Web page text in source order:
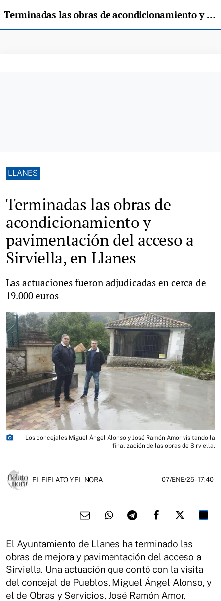
Terminadas las obras de acondicionamiento y pavimentación del acceso a Sirviella, en Llanes
LLANES
Terminadas las obras de
acondicionamiento y
pavimentación del acceso a
Sirviella, en Llanes
Las actuaciones fueron adjudicadas en cerca de
19.000 euros
photo_camera
Los concejales Miguel Ángel Alonso y José Ramón Amor visitando la
finalización de las obras de Sirviella.
EL FIELATO Y EL NORA 07/ENE/25- 17:40
El Ayuntamiento de Llanes ha terminado las
obras de mejora y pavimentación del acceso a
Sirviella. Una actuación que contó con la visita
del concejal de Pueblos, Miguel Ángel Alonso, y
el de Obras y Servicios, José Ramón Amor,